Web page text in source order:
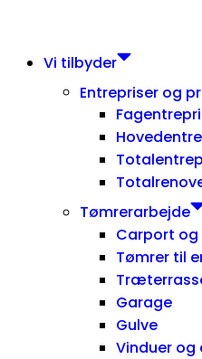
Vi tilbyder
Entrepriser og
Tømrerarbejde
Carport og
Tømrer til
Garage
Gulve
Vinduer og